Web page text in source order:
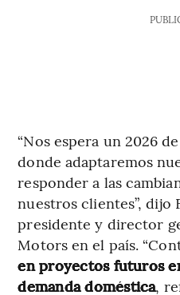
“Nos espera un 2026
donde adaptaremos
responder a las
nuestros clientes”, dijo
presidente y director
Motors en el país.
en proyectos futuros
demanda doméstica,